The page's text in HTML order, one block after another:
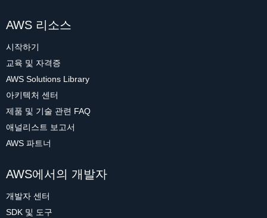
AWS 리소스
시작하기
교육 및 자격증
AWS Solutions Library
아키텍처 센터
제품 및 기술 관련 FAQ
애널리스트 보고서
AWS 파트너
AWS에서의 개발자
개발자 센터
SDK 및 도구